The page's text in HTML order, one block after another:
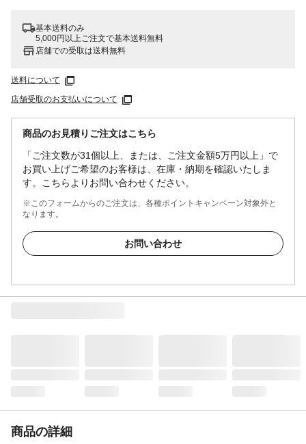
基本送料のみ
5,000円以上ご注文で基本送料無料
店舗での受取は送料無料
送料について
店舗受取のお支払いについて
商品のお見積りご注文はこちら
「ご注文数が31個以上、または、ご注文金額5万円以上」で
お買い上げご希望のお客様は、在庫・納期を確認いたしま
す。こちらよりお問い合わせください。
※このフォームからのご注文は、各種ポイントキャンペーン対象外と
なります。
お問い合わせ
商品の詳細